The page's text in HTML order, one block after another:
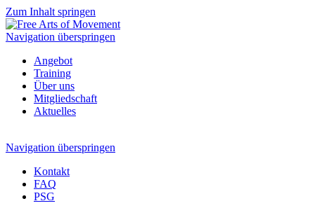
Zum Inhalt springen
Navigation überspringen
Angebot
Training
Über uns
Mitgliedschaft
Aktuelles
Navigation überspringen
Kontakt
FAQ
PSG